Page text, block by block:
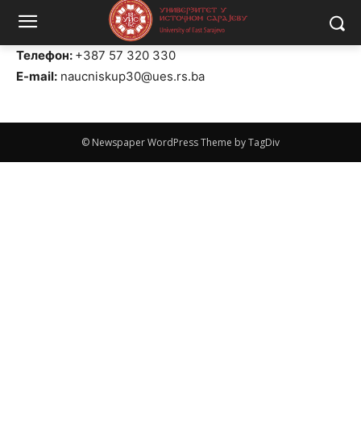
Телефон: +387 57 320 330
E-mail: naucniskup30@ues.rs.ba
© Newspaper WordPress Theme by TagDiv